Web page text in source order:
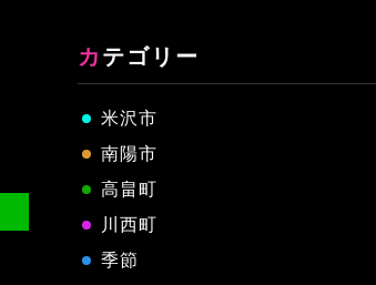
カテゴリー
米沢市
南陽市
高畠町
川西町
季節